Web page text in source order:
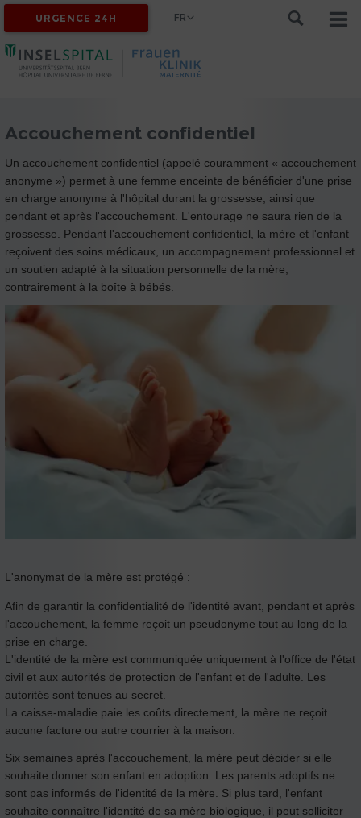
URGENCE 24H FR
Accouchement confidentiel
Un accouchement confidentiel (appelé couramment « accouchement
anonyme ») permet à une femme enceinte de bénéficier d'une prise
en charge anonyme à l'hôpital durant la grossesse, ainsi que
pendant et après l'accouchement. L'entourage ne saura rien de la
grossesse. Pendant l'accouchement confidentiel, la mère et l'enfant
reçoivent des soins médicaux, un accompagnement professionnel et
un soutien adapté à la situation personnelle de la mère,
contrairement à la boîte à bébés.
L'anonymat de la mère est protégé :
Afin de garantir la confidentialité de l'identité avant, pendant et après
l'accouchement, la femme reçoit un pseudonyme tout au long de la
prise en charge.
L'identité de la mère est communiquée uniquement à l'office de l'état
civil et aux autorités de protection de l'enfant et de l'adulte. Les
autorités sont tenues au secret.
La caisse-maladie paie les coûts directement, la mère ne reçoit
aucune facture ou autre courrier à la maison.
Six semaines après l'accouchement, la mère peut décider si elle
souhaite donner son enfant en adoption. Les parents adoptifs ne
sont pas informés de l'identité de la mère. Si plus tard, l'enfant
souhaite connaître l'identité de sa mère biologique, il peut solliciter